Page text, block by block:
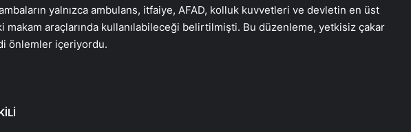
yalnızca ambulans, itfaiye, AFAD, kolluk kuvvetleri ve devletin en üst
makam araçlarında kullanılabileceği belirtilmişti. Bu düzenleme, yetkisiz çakar
önlemler içeriyordu.